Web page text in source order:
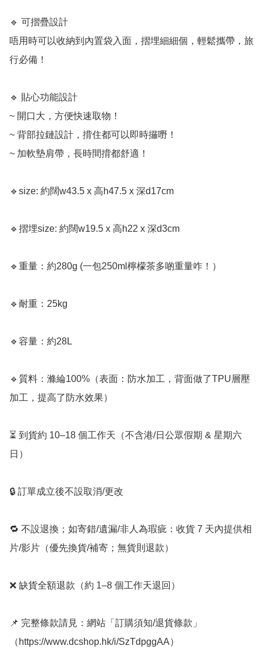
🔹 可摺疊設計
唔用時可以收納到內置袋入面，摺埋細細個，輕鬆攜帶，旅
行必備！
🔹 貼心功能設計
~ 開口大，方便快速取物！
~ 背部拉鏈設計，揹住都可以即時攞嘢！
~ 加軟墊肩帶，長時間揹都舒適！
🔹size: 約闊w43.5 x 高h47.5 x 深d17cm
🔹摺埋size: 約闊w19.5 x 高h22 x 深d3cm
🔹重量：約280g (一包250ml檸檬茶多啲重量咋！）
🔹耐重：25kg
🔹容量：約28L
🔹質料：滌綸100%（表面：防水加工，背面做了TPU層壓
加工，提高了防水效果）
⏳ 到貨約 10–18 個工作天（不含港/日公眾假期 & 星期六
日）
🔒 訂單成立後不設取消/更改
🔁 不設退換；如寄錯/遺漏/非人為瑕疵：收貨 7 天內提供相
片/影片（優先換貨/補寄；無貨則退款）
❌ 缺貨全額退款（約 1–8 個工作天退回）
📌 完整條款請見：網站「訂購須知/退貨條款」
（https://www.dcshop.hk/i/SzTdpggAA）